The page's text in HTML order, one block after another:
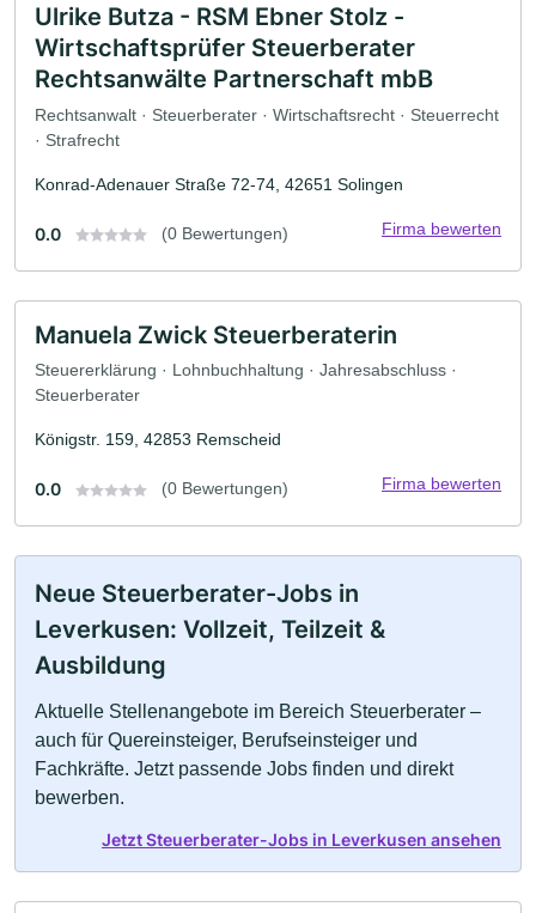
Ulrike Butza - RSM Ebner Stolz -
Wirtschaftsprüfer Steuerberater
Rechtsanwälte Partnerschaft mbB
Rechtsanwalt · Steuerberater · Wirtschaftsrecht · Steuerrecht
· Strafrecht
Konrad-Adenauer Straße 72-74, 42651 Solingen
0.0 (0 Bewertungen) Firma bewerten
Manuela Zwick Steuerberaterin
Steuererklärung · Lohnbuchhaltung · Jahresabschluss ·
Steuerberater
Königstr. 159, 42853 Remscheid
0.0 (0 Bewertungen) Firma bewerten
Neue Steuerberater-Jobs in
Leverkusen: Vollzeit, Teilzeit &
Ausbildung
Aktuelle Stellenangebote im Bereich Steuerberater –
auch für Quereinsteiger, Berufseinsteiger und
Fachkräfte. Jetzt passende Jobs finden und direkt
bewerben.
Jetzt Steuerberater-Jobs in Leverkusen ansehen